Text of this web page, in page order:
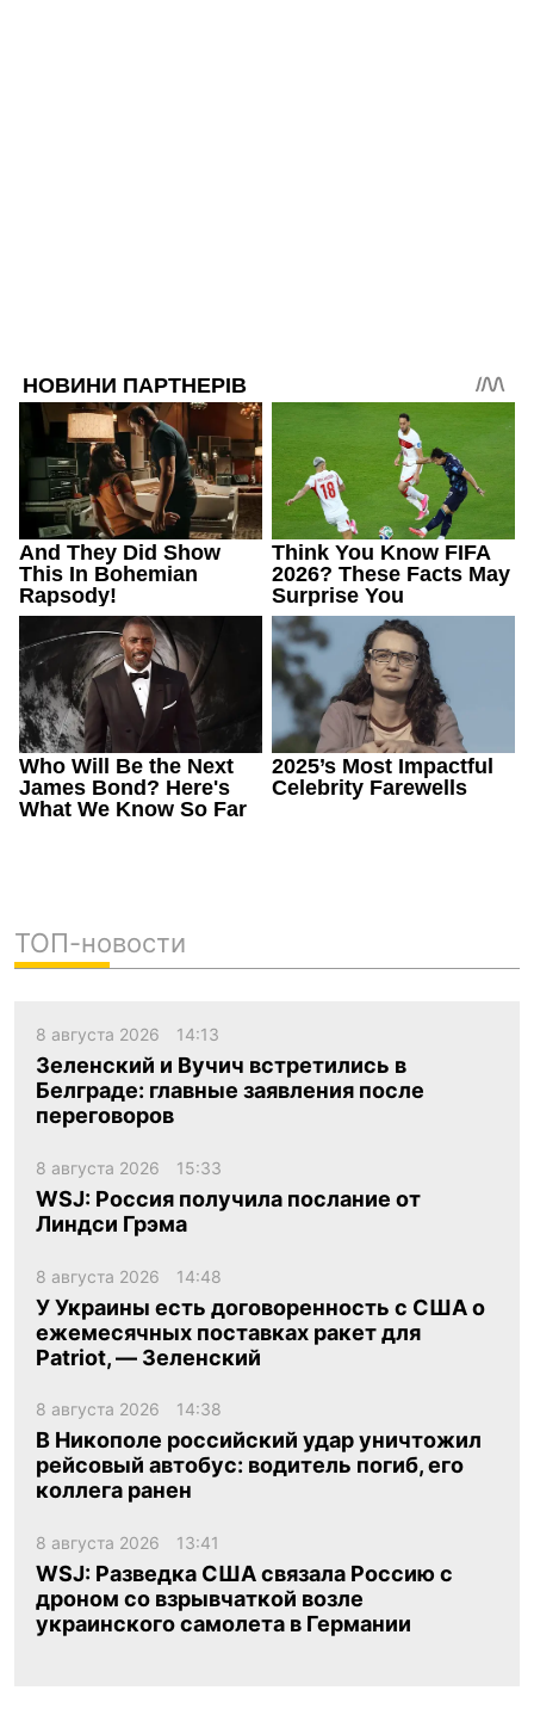
ТОП-новости
8 августа 2026 14:13
Зеленский и Вучич встретились в
Белграде: главные заявления после
переговоров
8 августа 2026 15:33
WSJ: Россия получила послание от
Линдси Грэма
8 августа 2026 14:48
У Украины есть договоренность с США о
ежемесячных поставках ракет для
Patriot, — Зеленский
8 августа 2026 14:38
В Никополе российский удар уничтожил
рейсовый автобус: водитель погиб, его
коллега ранен
8 августа 2026 13:41
WSJ: Разведка США связала Россию с
дроном со взрывчаткой возле
украинского самолета в Германии